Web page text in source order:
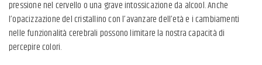
pressione nel cervello o una grave intossicazione da alcool. Anche
l’opacizzazione del cristallino con l’avanzare dell’età e i cambiamenti
nelle funzionalità cerebrali possono limitare la nostra capacità di
percepire colori.